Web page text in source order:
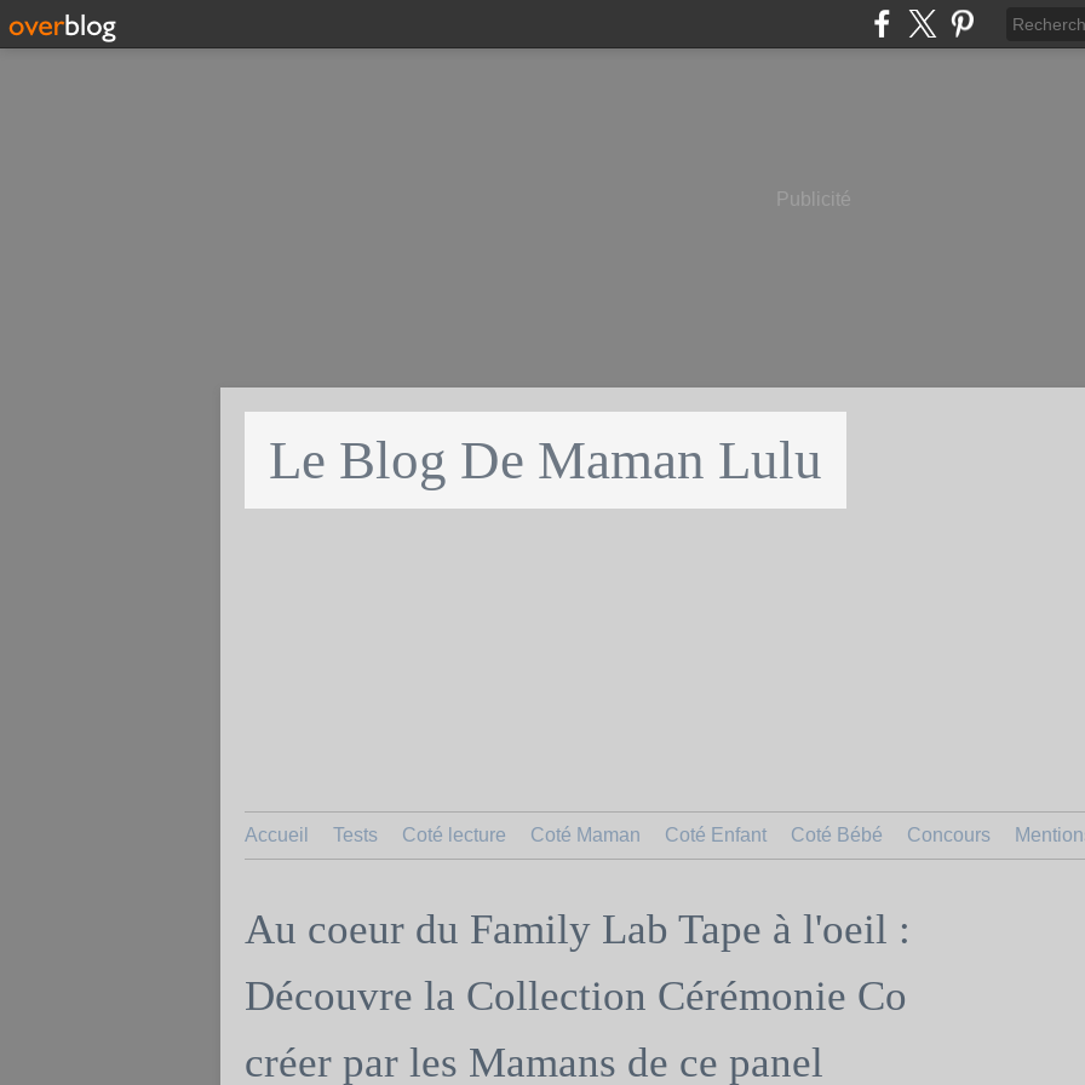
Publicité
Le Blog De Maman Lulu
Accueil Tests Coté lecture Coté Maman Coté Enfant Coté Bébé Concours
Au coeur du Family Lab Tape à l'oeil :
Découvre la Collection Cérémonie Co
créer par les Mamans de ce panel